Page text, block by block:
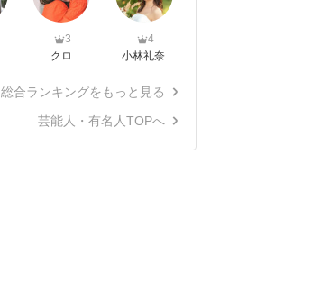
3
クロ
4
小林礼奈
総合ランキングをもっと見る
芸能人・有名人TOPへ